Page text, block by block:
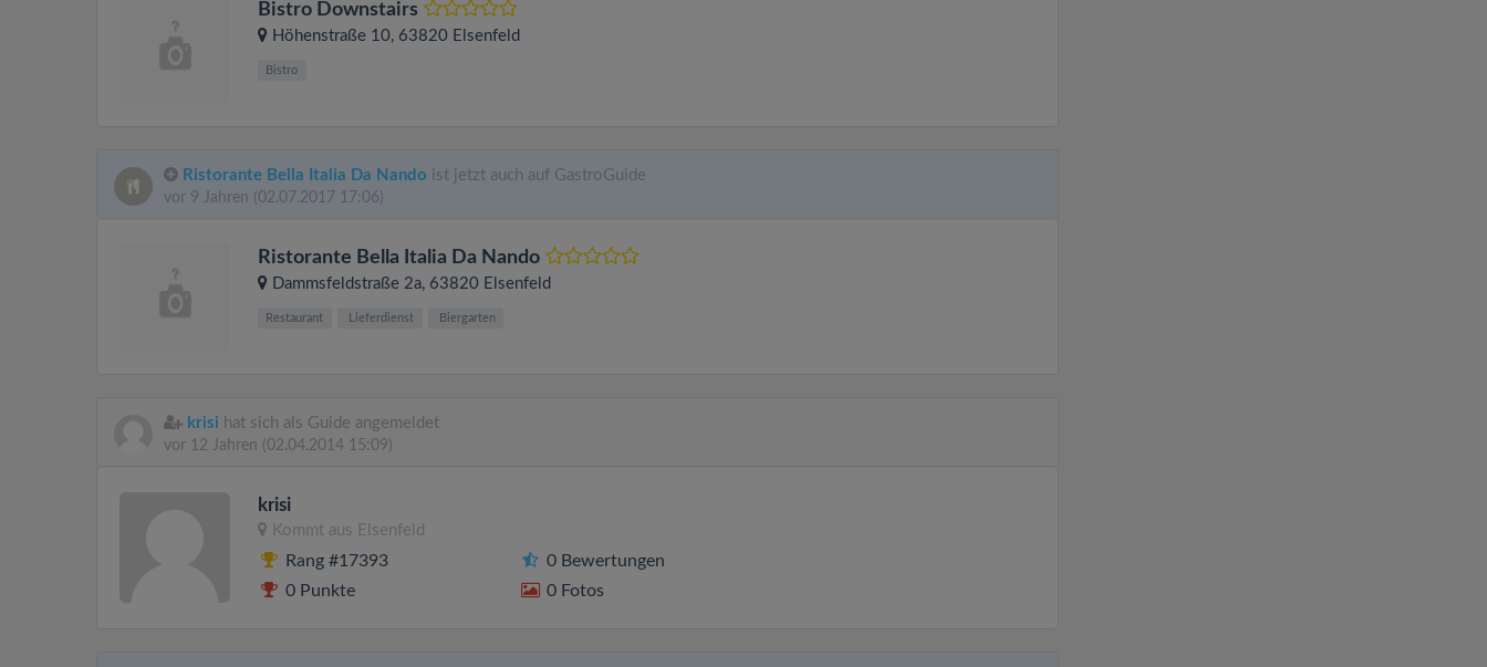
Bistro Downstairs
Höhenstraße 10, 63820 Elsenfeld
Bistro
Ristorante Bella Italia Da Nando ist jetzt auch auf GastroGuide
vor 9 Jahren (02.07.2017 17:06)
Ristorante Bella Italia Da Nando
Dammsfeldstraße 2a, 63820 Elsenfeld
Restaurant Lieferdienst Biergarten
krisi hat sich als Guide angemeldet
vor 12 Jahren (02.04.2014 15:09)
krisi
Kommt aus Elsenfeld
Rang #17393
0 Punkte
0 Bewertungen
0 Fotos